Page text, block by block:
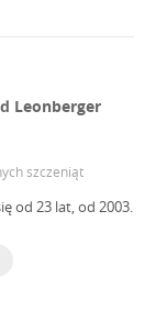
Leonberger
szczeniąt
od 23 lat, od 2003.